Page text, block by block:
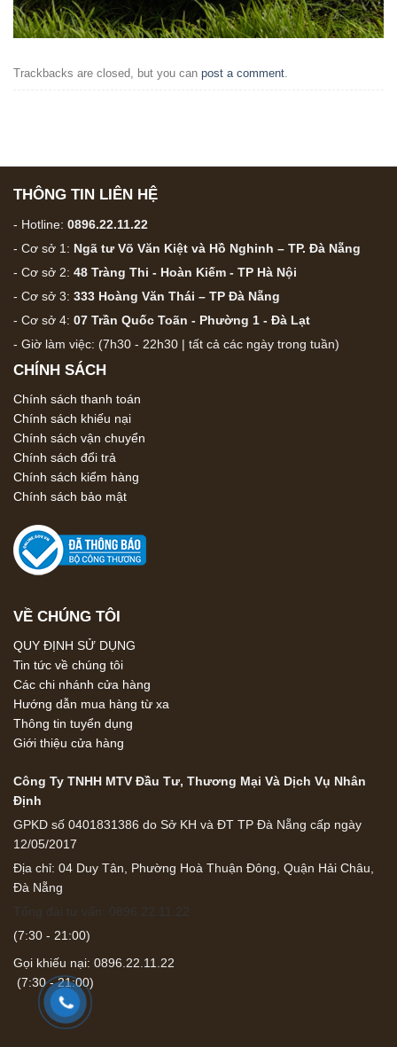
Trackbacks are closed, but you can post a comment.
THÔNG TIN LIÊN HỆ
- Hotline: 0896.22.11.22
- Cơ sở 1: Ngã tư Võ Văn Kiệt và Hồ Nghinh – TP. Đà Nẵng
- Cơ sở 2: 48 Tràng Thi - Hoàn Kiếm - TP Hà Nội
- Cơ sở 3: 333 Hoàng Văn Thái – TP Đà Nẵng
- Cơ sở 4: 07 Trần Quốc Toãn - Phường 1 - Đà Lạt
- Giờ làm việc: (7h30 - 22h30 | tất cả các ngày trong tuần)
CHÍNH SÁCH
Chính sách thanh toán
Chính sách khiếu nại
Chính sách vận chuyển
Chính sách đổi trả
Chính sách kiểm hàng
Chính sách bảo mật
VỀ CHÚNG TÔI
QUY ĐỊNH SỬ DỤNG
Tin tức về chúng tôi
Các chi nhánh cửa hàng
Hướng dẫn mua hàng từ xa
Thông tin tuyển dụng
Giới thiệu cửa hàng
Công Ty TNHH MTV Đầu Tư, Thương Mại Và Dịch Vụ Nhân
Định
GPKD số 0401831386 do Sở KH và ĐT TP Đà Nẵng cấp ngày
12/05/2017
Địa chỉ: 04 Duy Tân, Phường Hoà Thuận Đông, Quận Hải Châu,
Đà Nẵng
Tổng đài tư vấn: 0896.22.11.22
(7:30 - 21:00)
Gọi khiếu nại: 0896.22.11.22
(7:30 - 21:00)